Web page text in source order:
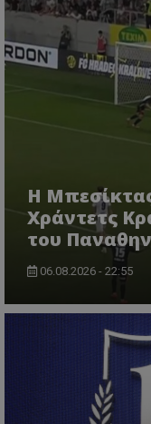
Η
Χράντετς
του
06.08.2026 - 22:55